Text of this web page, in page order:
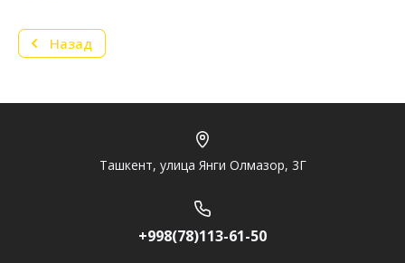
Назад
Ташкент, улица Янги Олмазор, 3Г
+998(78)113-61-50
Telegram